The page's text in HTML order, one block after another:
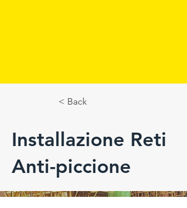
< Back
Installazione Reti
Anti-piccione